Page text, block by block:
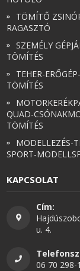
TÖMÍTŐ
RAGASZTÓ
SZEMÉLY
TÖMÍTÉS
TEHER-
TÖMÍTÉS
QUAD-
TÖMÍTÉS
MODELLEZÉS-
SPORT-
KAPCSOLAT
Cím:
u. 4.
06 70 298-